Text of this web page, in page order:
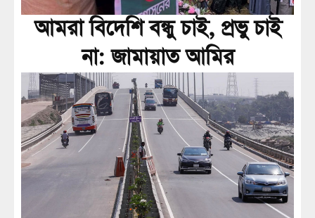
আমরা বিদেশি বন্ধু চাই, প্রভু চাই
না: জামায়াত আমির